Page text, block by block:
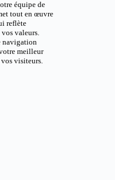
équipe de
tout en œuvre
reflète
valeurs.
navigation
meilleur
visiteurs.